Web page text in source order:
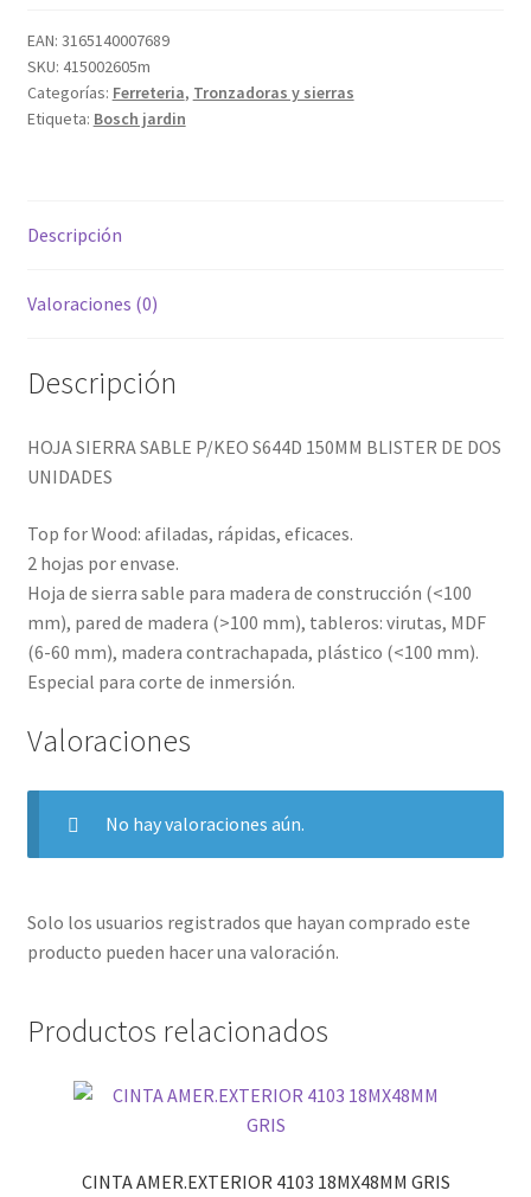
150MM
BLISTER
DE
cantidad
EAN: 3165140007689
SKU: 415002605m
Categorías: Ferreteria, Tronzadoras y sierras
Etiqueta: Bosch jardin
Descripción
Valoraciones (0)
Descripción
HOJA SIERRA SABLE P/KEO S644D 150MM BLISTER DE DOS
UNIDADES
Top for Wood: afiladas, rápidas, eficaces.
2 hojas por envase.
Hoja de sierra sable para madera de construcción (<100
mm), pared de madera (>100 mm), tableros: virutas, MDF
(6-60 mm), madera contrachapada, plástico (<100 mm).
Especial para corte de inmersión.
Valoraciones
No hay valoraciones aún.
Solo los usuarios registrados que hayan comprado este
producto pueden hacer una valoración.
Productos relacionados
CINTA AMER.EXTERIOR 4103 18MX48MM GRIS